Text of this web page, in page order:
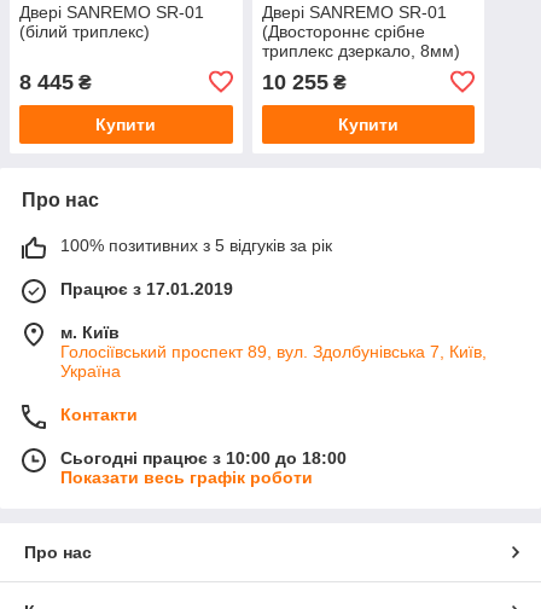
Двері SANREMO SR-01
(білий триплекс)
8 445 ₴
Купити
Двері SANREMO SR-01
(Двостороннє срібне
триплекс дзеркало, 8мм)
10 255₴
Купити
Про нас
100% позитивних з 5 відгуків за рік
Працює з 17.01.2019
м. Київ
Голосіївський проспект 89, вул. Здолбунівська 7, Київ,
Україна
Контакти
Сьогодні працює з 10:00 до 18:00
Показати весь графік роботи
Про нас